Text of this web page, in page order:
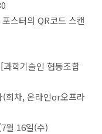
스터의 QR코드 스캔
학기술인 협동조합
회차, 온라인or오프라
월 16일(수)